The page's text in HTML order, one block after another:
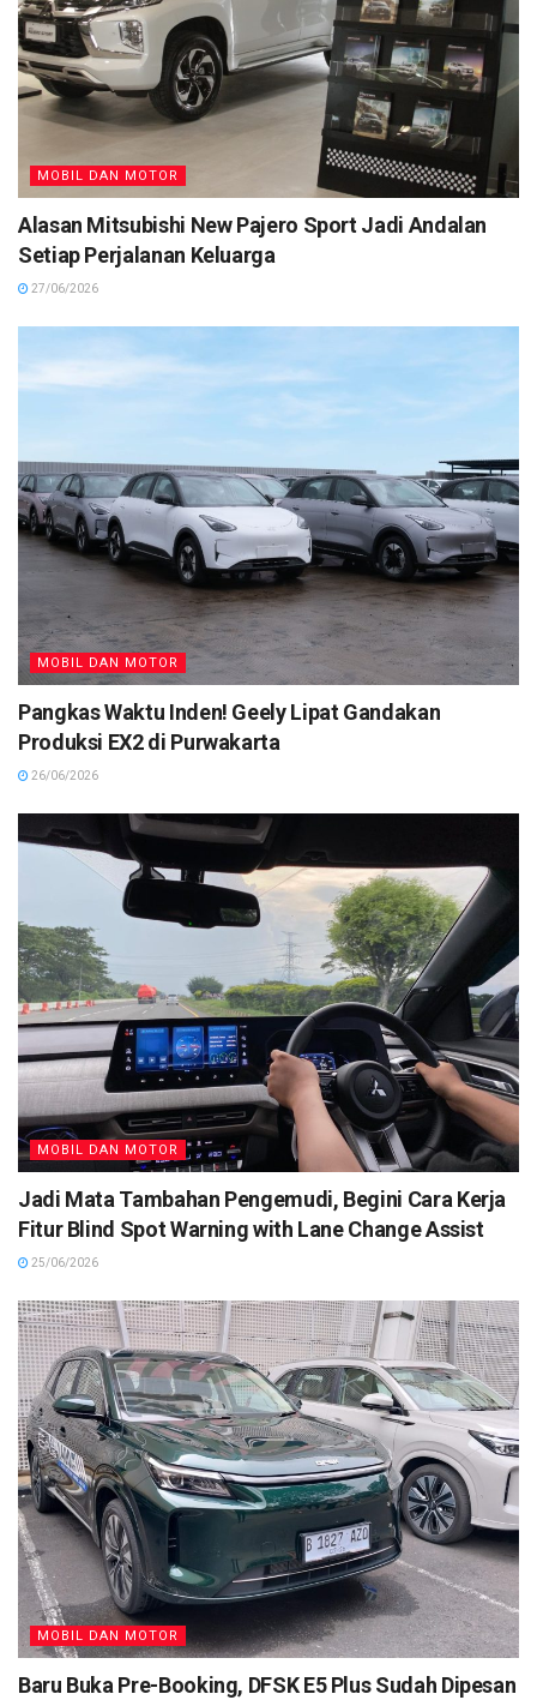
MOBIL DAN MOTOR
Alasan Mitsubishi New Pajero Sport Jadi Andalan
Setiap Perjalanan Keluarga
27/06/2026
MOBIL DAN MOTOR
Pangkas Waktu Inden! Geely Lipat Gandakan
Produksi EX2 di Purwakarta
26/06/2026
MOBIL DAN MOTOR
Jadi Mata Tambahan Pengemudi, Begini Cara Kerja
Fitur Blind Spot Warning with Lane Change Assist
25/06/2026
MOBIL DAN MOTOR
Baru Buka Pre-Booking, DFSK E5 Plus Sudah Dipesan